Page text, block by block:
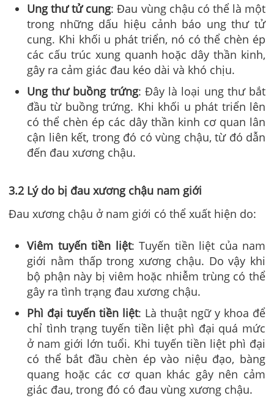
Ung thư tử cung: Đau vùng chậu có thể là một
trong những dấu hiệu cảnh báo ung thư tử
cung. Khi khối u phát triển, nó có thể chèn ép
các cấu trúc xung quanh hoặc dây thần kinh,
gây ra cảm giác đau kéo dài và khó chịu.
Ung thư buồng trứng: Đây là loại ung thư bắt
đầu từ buồng trứng. Khi khối u phát triển lên
có thể chèn ép các dây thần kinh cơ quan lân
cận liên kết, trong đó có vùng chậu, từ đó dẫn
đến đau xương chậu.
3.2 Lý do bị đau xương chậu nam giới
Đau xương chậu ở nam giới có thể xuất hiện do:
Viêm tuyến tiền liệt: Tuyến tiền liệt của nam
giới nằm thấp trong xương chậu. Do vậy khi
bộ phận này bị viêm hoặc nhiễm trùng có thể
gây ra tình trạng đau xương chậu.
Phì đại tuyến tiền liệt: Là thuật ngữ y khoa để
chỉ tình trạng tuyến tiền liệt phì đại quá mức
ở nam giới lớn tuổi. Khi tuyến tiền liệt phì đại
có thể bắt đầu chèn ép vào niệu đạo, bàng
quang hoặc các cơ quan khác gây nên cảm
giác đau, trong đó có đau vùng xương chậu.